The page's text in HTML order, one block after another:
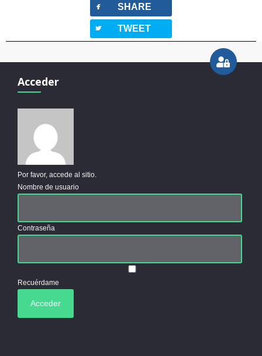
facebook SHARE
twitterbird TWEET
Acceder
Por favor, accede al sitio.
Nombre de usuario
Contraseña
Recuérdame